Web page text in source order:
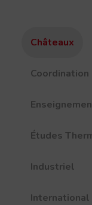
Châteaux
Coordination
Études
Industriel
International